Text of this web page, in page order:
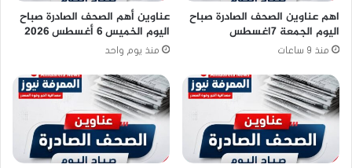
اهم عناوين الصحف الصادرة صباح
اليوم الجمعة 7اغسطس
منذ 9 ساعات
عناوين أهم الصحف الصادرة صباح
اليوم الخميس 6 أغسطس 2026
منذ يوم واحد